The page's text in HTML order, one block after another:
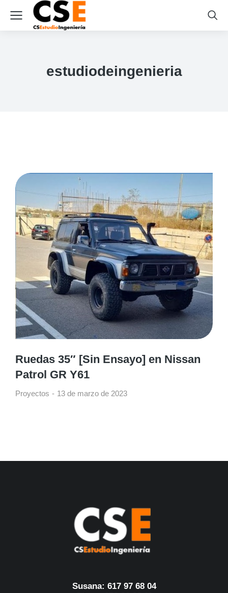
estudiodeingenieria
Ruedas 35″ [Sin Ensayo] en Nissan
Patrol GR Y61
Proyectos 13 de marzo de 2023
Susana: 617 97 68 04